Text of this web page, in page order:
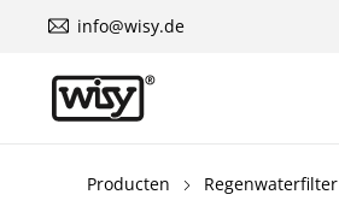
info@wisy.de
Producten Regenwaterfilter